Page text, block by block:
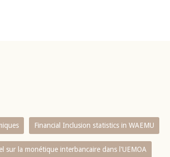
Financial Inclusion statistics in WAEMU
sur la monétique interbancaire dans l'UEMOA